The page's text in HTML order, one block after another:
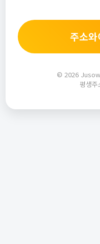
주소
© 2026
평생주